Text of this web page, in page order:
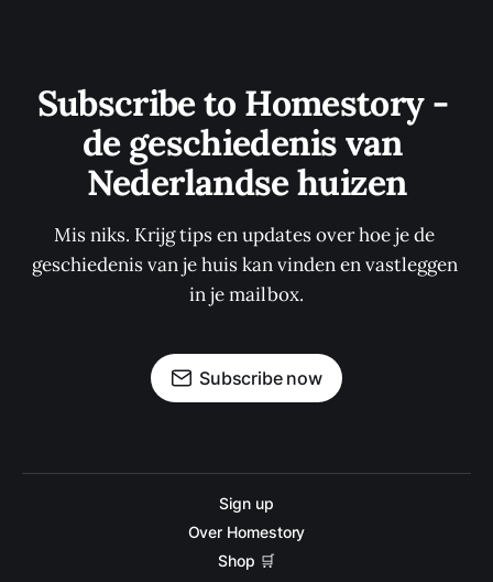
Subscribe to Homestory -
de geschiedenis van
Nederlandse huizen
Mis niks. Krijg tips en updates over hoe je de
geschiedenis van je huis kan vinden en vastleggen
in je mailbox.
Subscribe now
Sign up
Over Homestory
Shop 🛒